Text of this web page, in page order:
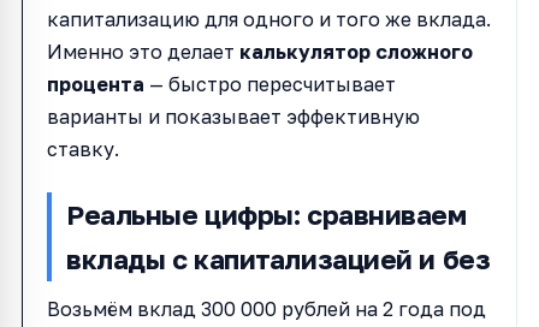
капитализацию для одного и того же вклада.
Именно это делает калькулятор сложного
процента — быстро пересчитывает
варианты и показывает эффективную
ставку.
Реальные цифры: сравниваем
вклады с капитализацией и без
Возьмём вклад 300 000 рублей на 2 года под